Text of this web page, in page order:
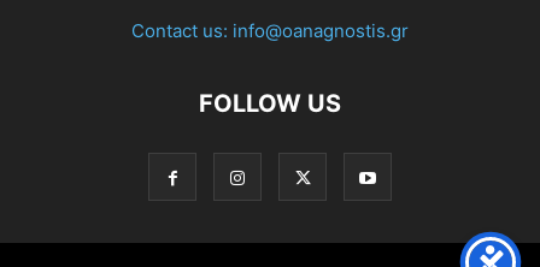
Contact us: info@oanagnostis.gr
FOLLOW US